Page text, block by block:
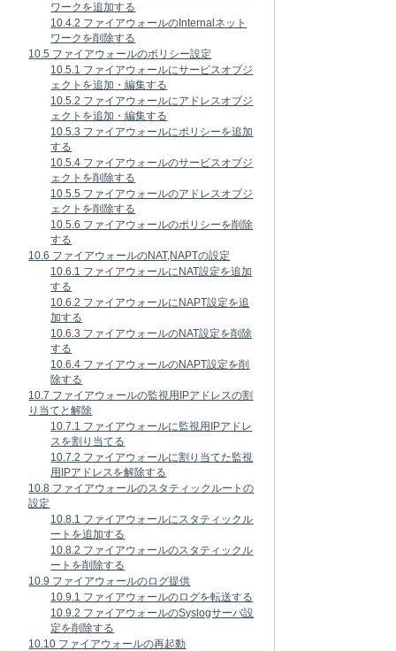
ワークを追加する
10.4.2 ファイアウォールのInternalネット
ワークを削除する
10.5 ファイアウォールのポリシー設定
10.5.1 ファイアウォールにサービスオブジ
ェクトを追加・編集する
10.5.2 ファイアウォールにアドレスオブジ
ェクトを追加・編集する
10.5.3 ファイアウォールにポリシーを追加
する
10.5.4 ファイアウォールのサービスオブジ
ェクトを削除する
10.5.5 ファイアウォールのアドレスオブジ
ェクトを削除する
10.5.6 ファイアウォールのポリシーを削除
する
10.6 ファイアウォールのNAT,NAPTの設定
10.6.1 ファイアウォールにNAT設定を追加
する
10.6.2 ファイアウォールにNAPT設定を追
加する
10.6.3 ファイアウォールのNAT設定を削除
する
10.6.4 ファイアウォールのNAPT設定を削
除する
10.7 ファイアウォールの監視用IPアドレスの割
り当てと解除
10.7.1 ファイアウォールに監視用IPアドレ
スを割り当てる
10.7.2 ファイアウォールに割り当てた監視
用IPアドレスを解除する
10.8 ファイアウォールのスタティックルートの
設定
10.8.1 ファイアウォールにスタティックル
ートを追加する
10.8.2 ファイアウォールのスタティックル
ートを削除する
10.9 ファイアウォールのログ提供
10.9.1 ファイアウォールのログを転送する
10.9.2 ファイアウォールのSyslogサーバ設
定を削除する
10.10 ファイアウォールの再起動